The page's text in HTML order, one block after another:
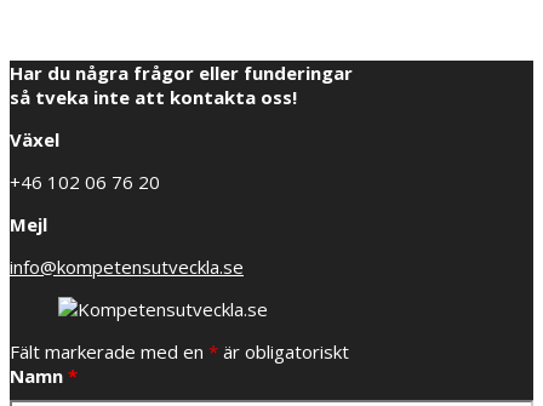
Har du några frågor eller funderingar
så tveka inte att kontakta oss!
Växel
+46 102 06 76 20
Mejl
info@kompetensutveckla.se
Fält markerade med en * är obligatoriskt
Namn *